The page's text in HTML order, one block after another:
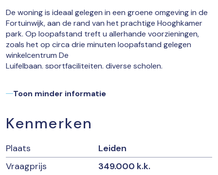
De woning is ideaal gelegen in een groene omgeving in de
Fortuinwijk, aan de rand van het prachtige Hooghkamer
park. Op loopafstand treft u allerhande voorzieningen,
zoals het op circa drie minuten loopafstand gelegen
winkelcentrum De
Luifelbaan, sportfaciliteiten, diverse scholen,
Leidse binnenstad ligt op circa 10 minuten fietsen!
plaats in de inpandige parkeergarage.
– Vraagprijs € 349.000,- k.k.;
– Bouwjaar: 2008;
Toon minder informatie
Kenmerken
Plaats
Leiden
Vraagprijs
349.000 k.k.